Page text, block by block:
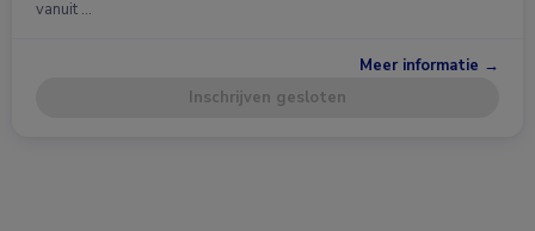
vanuit …
Meer informatie →
Inschrijven gesloten